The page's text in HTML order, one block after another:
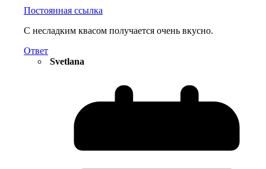
Постоянная ссылка
С несладким квасом получается очень вкусно.
Ответ
Svetlana